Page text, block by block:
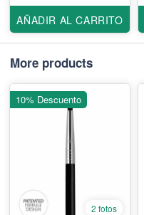
AÑADIR AL CARRITO
More products
2 fotos
10% Descuento